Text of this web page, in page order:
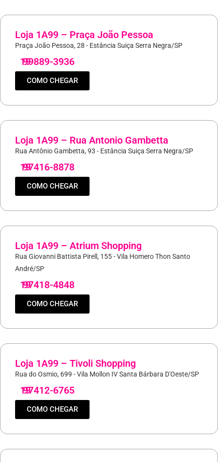
Loja 1A99 – Praça João Pessoa
Praça João Pessoa, 28 - Estância Suiça Serra Negra/SP
19
99889-3936
COMO CHEGAR
Loja 1A99 – Rua Antonio Gambetta
Rua Antônio Gambetta, 93 - Estância Suiça Serra Negra/SP
19
97416-8878
COMO CHEGAR
Loja 1A99 – Atrium Shopping
Rua Giovanni Battista Pirell, 155 - Vila Homero Thon Santo
André/SP
19
97418-4848
COMO CHEGAR
Loja 1A99 – Tivoli Shopping
Rua do Osmio, 699 - Vila Mollon IV Santa Bárbara D'Oeste/SP
19
97412-6765
COMO CHEGAR